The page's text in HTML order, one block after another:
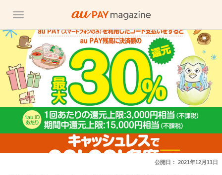
公開日： 2021年12月11日